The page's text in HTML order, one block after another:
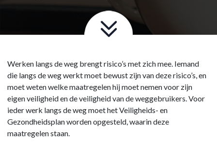
Werken langs de weg brengt risico’s met zich mee. Iemand
die langs de weg werkt moet bewust zijn van deze risico’s, en
moet weten welke maatregelen hij moet nemen voor zijn
eigen veiligheid en de veiligheid van de weggebruikers. Voor
ieder werk langs de weg moet het Veiligheids- en
Gezondheidsplan worden opgesteld, waarin deze
maatregelen staan.